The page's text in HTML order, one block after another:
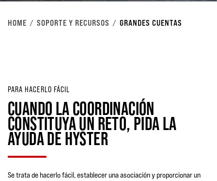
HOME SOPORTE Y RECURSOS GRANDES CUENTAS
PARA HACERLO FÁCIL
CUANDO LA COORDINACIÓN
CONSTITUYA UN RETO, PIDA LA
AYUDA DE HYSTER
Se trata de hacerlo fácil, establecer una asociación y proporcionar un